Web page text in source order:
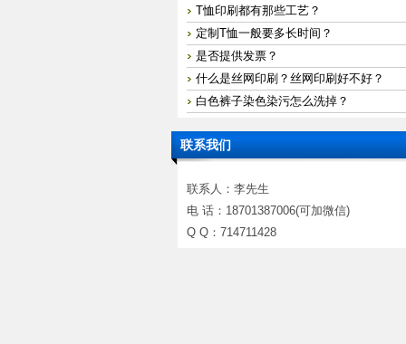
T恤印刷都有那些工艺？
定制T恤一般要多长时间？
是否提供发票？
什么是丝网印刷？丝网印刷好不好？
白色裤子染色染污怎么洗掉？
联系我们
联系人：李先生
电 话：18701387006(可加微信)
Q Q：714711428